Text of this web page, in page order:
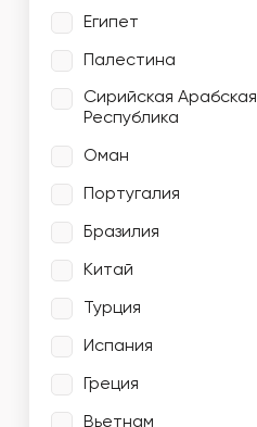
Египет
Палестина
Сирийская Арабская
Республика
Оман
Португалия
Бразилия
Китай
Турция
Испания
Греция
Вьетнам